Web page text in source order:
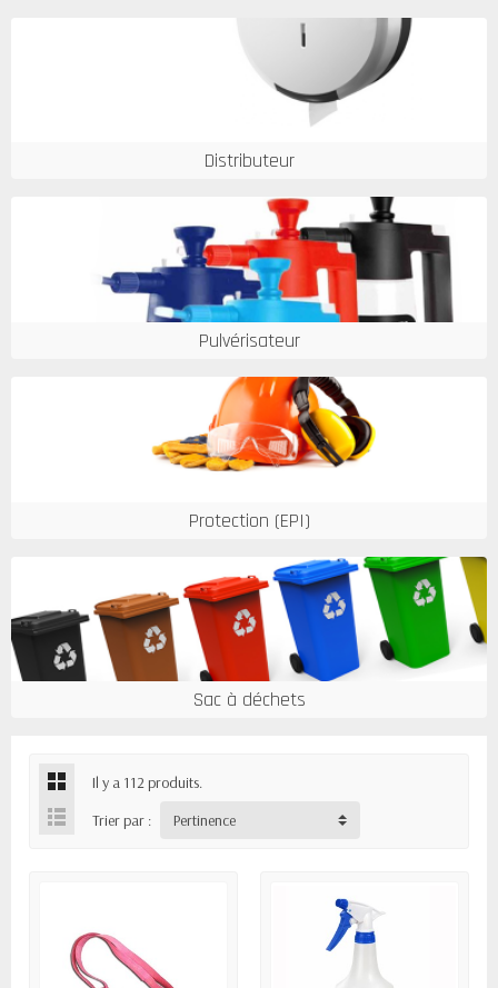
Distributeur
Pulvérisateur
Protection (EPI)
Sac à déchets
Il y a 112 produits.
Trier par :
Pertinence